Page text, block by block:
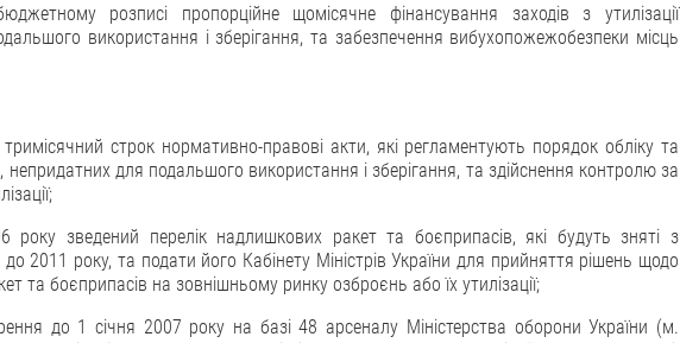
розписі пропорційне щомісячне фінансування заходів з утилізації
використання і зберігання, та забезпечення вибухопожежобезпеки місць
строк нормативно-правові акти, які регламентують порядок обліку та
непридатних для подальшого використання і зберігання, та здійснення контролю за
зведений перелік надлишкових ракет та боєприпасів, які будуть зняті з
2011 року, та подати його Кабінету Міністрів України для прийняття рішень щодо
та боєприпасів на зовнішньому ринку озброєнь або їх утилізації;
до 1 січня 2007 року на базі 48 арсеналу Міністерства оборони України (м.